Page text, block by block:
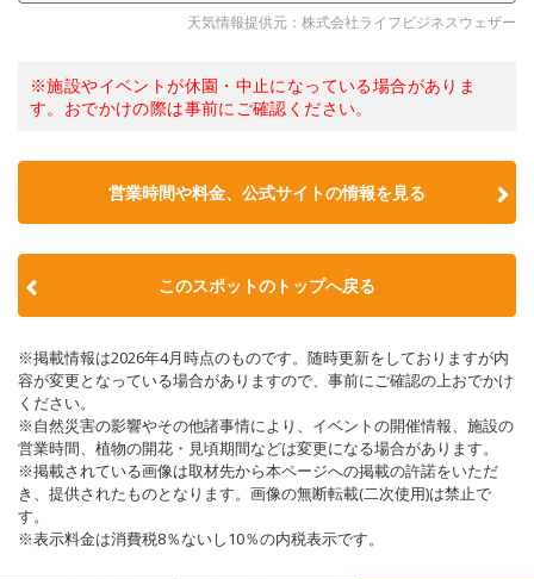
天気情報提供元：株式会社ライフビジネスウェザー
※施設やイベントが休園・中止になっている場合がありま
す。おでかけの際は事前にご確認ください。
営業時間や料金、公式サイトの情報を見る
このスポットのトップへ戻る
※掲載情報は2026年4月時点のものです。随時更新をしておりますが内
容が変更となっている場合がありますので、事前にご確認の上おでかけ
ください。
※自然災害の影響やその他諸事情により、イベントの開催情報、施設の
営業時間、植物の開花・見頃期間などは変更になる場合があります。
※掲載されている画像は取材先から本ページへの掲載の許諾をいただ
き、提供されたものとなります。画像の無断転載(二次使用)は禁止で
す。
※表示料金は消費税8％ないし10％の内税表示です。